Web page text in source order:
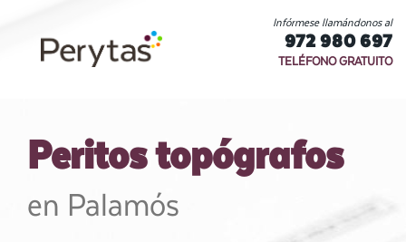
Infórmese llamándonos al
972 980 697
TELÉFONO GRATUITO
Peritos topógrafos
en Palamós